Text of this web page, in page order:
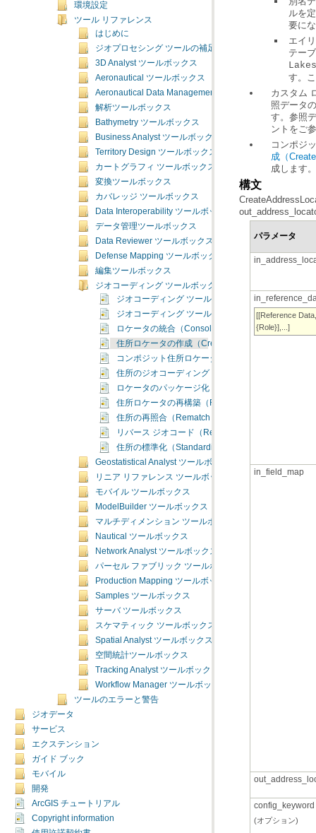
環境設定
ツール リファレンス
はじめに
ジオプロセシング ツールの補足トピック
3D Analyst ツールボックス
Aeronautical ツールボックス
Aeronautical Data Management ツールボックス
解析ツールボックス
Bathymetry ツールボックス
Business Analyst ツールボックス
Territory Design ツールボックス
カートグラフィ ツールボックス
変換ツールボックス
カバレッジ ツールボックス
Data Interoperability ツールボックス
データ管理ツールボックス
Data Reviewer ツールボックス
Defense Mapping ツールボックス
編集ツールボックス
ジオコーディング ツールボックス
ジオコーディング ツールボックスの概要
ジオコーディング ツールボックスのライセンス
ロケータの統合（Consolidate Locator）
住所ロケータの作成（Create Address Locator）
コンポジット住所ロケータの作成（Create
住所のジオコーディング（Geocode Addresses）
ロケータのパッケージ化（Package Locator）
住所ロケータの再構築（Rebuild Address Locator）
住所の再照合（Rematch Addresses）
リバース ジオコード（Reverse Geocode）
住所の標準化（Standardize Addresses）
Geostatistical Analyst ツールボックス
リニア リファレンス ツールボックス
モバイル ツールボックス
ModelBuilder ツールボックス
マルチディメンション ツールボックス
Nautical ツールボックス
Network Analyst ツールボックス
パーセル ファブリック ツールボックス
Production Mapping ツールボックス
Samples ツールボックス
サーバ ツールボックス
スケマティック ツールボックス
Spatial Analyst ツールボックス
空間統計ツールボックス
Tracking Analyst ツールボックス
Workflow Manager ツールボックス
ツールのエラーと警告
ジオデータ
サービス
エクステンション
ガイド ブック
モバイル
開発
ArcGIS チュートリアル
Copyright information
要に
テー
す。
ントをご
コンポジ
成（
成します。
構文
パラメータ
{Role}],...]
in_field_map
config_keyword
(オプション)